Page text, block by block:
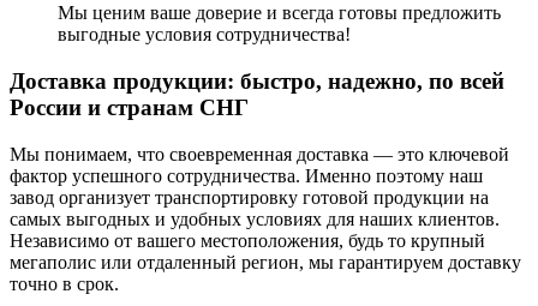
Мы ценим ваше доверие и всегда готовы предложить
выгодные условия сотрудничества!
Доставка продукции: быстро, надежно, по всей
России и странам СНГ
Мы понимаем, что своевременная доставка — это ключевой
фактор успешного сотрудничества. Именно поэтому наш
завод организует транспортировку готовой продукции на
самых выгодных и удобных условиях для наших клиентов.
Независимо от вашего местоположения, будь то крупный
мегаполис или отдаленный регион, мы гарантируем доставку
точно в срок.